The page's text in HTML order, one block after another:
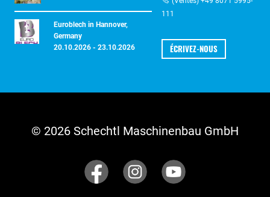
Euroblech in Hannover,
Germany
20.10.2026 - 23.10.2026
111
ÉCRIVEZ-NOUS
© 2026 Schechtl Maschinenbau GmbH